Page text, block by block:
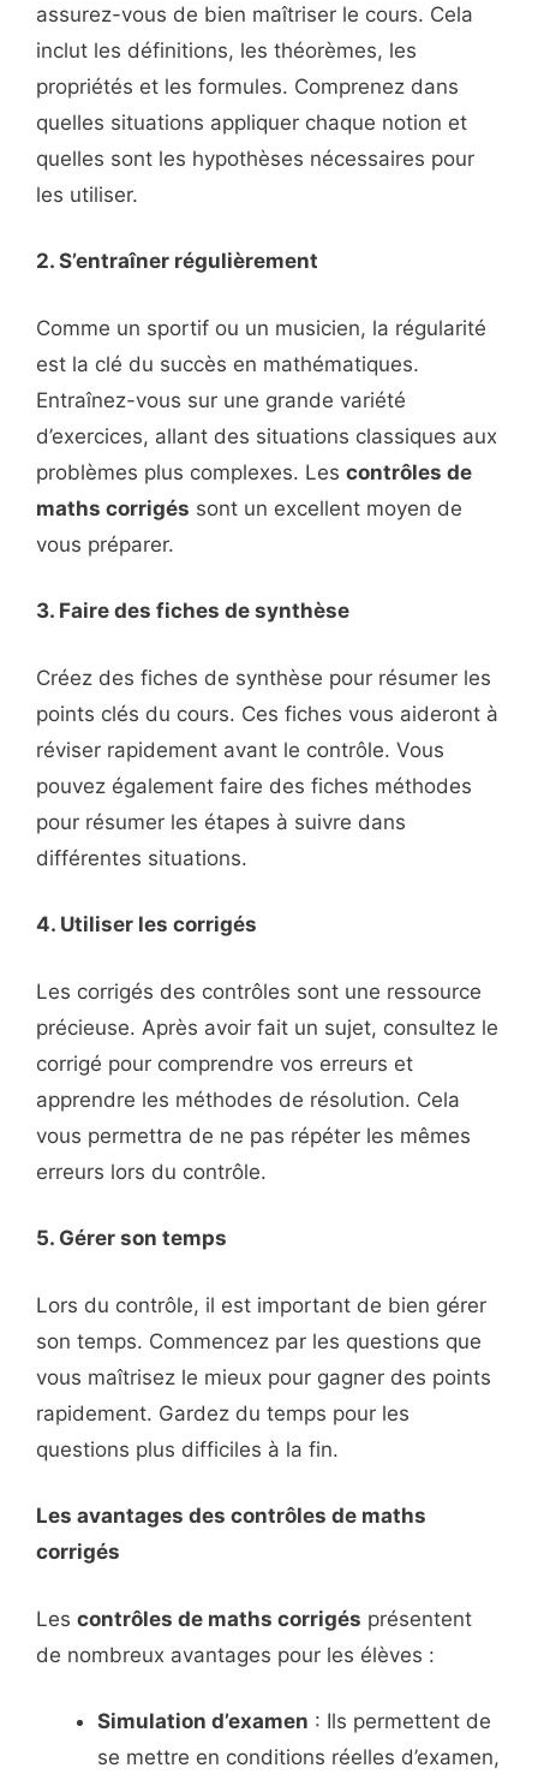
assurez-vous de bien maîtriser le cours. Cela
inclut les définitions, les théorèmes, les
propriétés et les formules. Comprenez dans
quelles situations appliquer chaque notion et
quelles sont les hypothèses nécessaires pour
les utiliser.
2. S’entraîner régulièrement
Comme un sportif ou un musicien, la régularité
est la clé du succès en mathématiques.
Entraînez-vous sur une grande variété
d’exercices, allant des situations classiques aux
problèmes plus complexes. Les contrôles de
maths corrigés sont un excellent moyen de
vous préparer.
3. Faire des fiches de synthèse
Créez des fiches de synthèse pour résumer les
points clés du cours. Ces fiches vous aideront à
réviser rapidement avant le contrôle. Vous
pouvez également faire des fiches méthodes
pour résumer les étapes à suivre dans
différentes situations.
4. Utiliser les corrigés
Les corrigés des contrôles sont une ressource
précieuse. Après avoir fait un sujet, consultez le
corrigé pour comprendre vos erreurs et
apprendre les méthodes de résolution. Cela
vous permettra de ne pas répéter les mêmes
erreurs lors du contrôle.
5. Gérer son temps
Lors du contrôle, il est important de bien gérer
son temps. Commencez par les questions que
vous maîtrisez le mieux pour gagner des points
rapidement. Gardez du temps pour les
questions plus difficiles à la fin.
Les avantages des contrôles de maths
corrigés
Les contrôles de maths corrigés présentent
de nombreux avantages pour les élèves :
Simulation d’examen : Ils permettent de
se mettre en conditions réelles d’examen,